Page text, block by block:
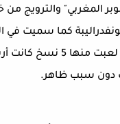
المغربي" والترويج
كما سميت في
وحامل كأس
دون سبب ظاهر.